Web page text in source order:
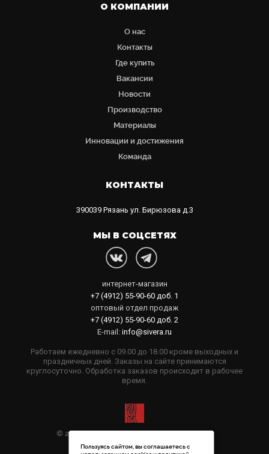
О КОМПАНИИ
О нас
Контакты
Где купить
Вакансии
Новости
Производство
Материалы
Инновации и достижения
Команда
КОНТАКТЫ
390039 Рязань ул. Бирюзова д.3
МЫ В СОЦСЕТЯХ
интернет-магазин
+7 (4912) 55-90-60 доб. 1
оптовый отдел продаж
+7 (4912) 55-90-60 доб. 2
E-mail: info@sivera.ru
Работаем ежедневно с 09.00 до 18.00 кроме выходных и
праздничных дней. Заказы на сайте принимаются
круглосуточно. Обработка заказов происходит в рабочее
время.
© 2006-2026 Sivera. Все права защищены
Политика конфиденциальности
Пользуясь сайтом, вы соглашаетесь с